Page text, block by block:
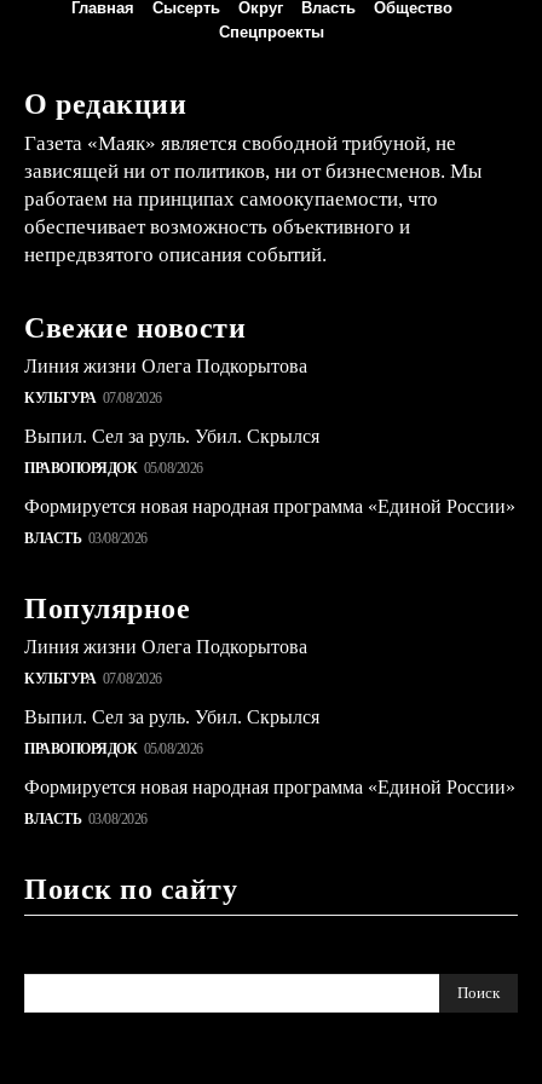
Главная Сысерть Округ Власть
Общество
Спецпроекты
О редакции
Газета «Маяк» является свободной трибуной, не
зависящей ни от политиков, ни от бизнесменов. Мы
работаем на принципах самоокупаемости, что
обеспечивает возможность объективного и
непредвзятого описания событий.
Свежие новости
Линия жизни Олега Подкорытова
КУЛЬТУРА 07/08/2026
Выпил. Сел за руль. Убил. Скрылся
ПРАВОПОРЯДОК 05/08/2026
Формируется новая народная программа «Единой России»
ВЛАСТЬ 03/08/2026
Популярное
Линия жизни Олега Подкорытова
КУЛЬТУРА 07/08/2026
Выпил. Сел за руль. Убил. Скрылся
ПРАВОПОРЯДОК 05/08/2026
Формируется новая народная программа «Единой России»
ВЛАСТЬ 03/08/2026
Поиск по сайту
Поиск